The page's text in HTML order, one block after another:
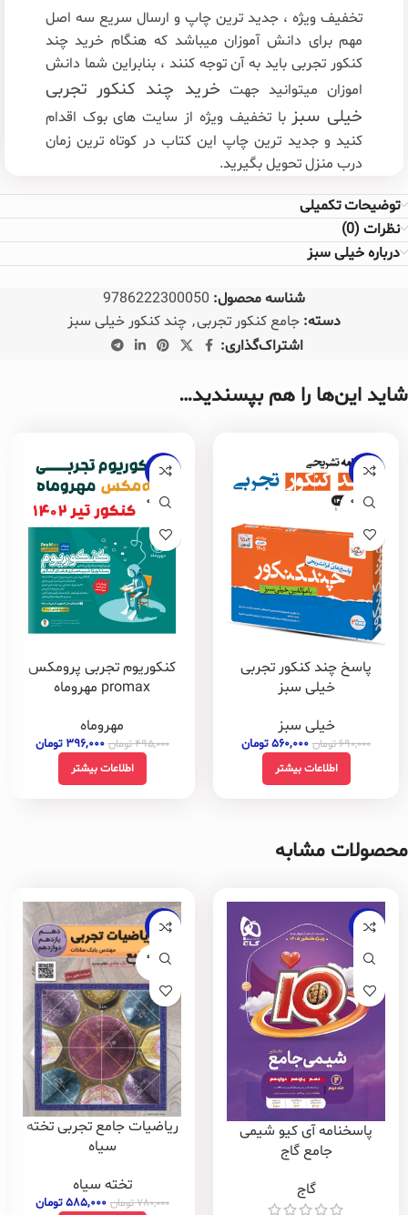
تخفیف ویژه ، جدید ترین چاپ و ارسال سریع سه اصل
مهم برای دانش آموزان میباشد که هنگام خرید چند
کنکور تجربی باید به آن توجه کنند ، بنابراین شما دانش
اموزان میتوانید جهت خرید چند کنکور تجربی
خیلی سبز با تخفیف ویژه از سایت های بوک اقدام
کنید و جدید ترین چاپ این کتاب در کوتاه ترین زمان
درب منزل تحویل بگیرید.
توضیحات تکمیلی
نظرات (0)
درباره خیلی سبز
شناسه محصول: 9786222300050
دسته: جامع کنکور تجربی, چند کنکور خیلی سبز
اشتراک‌گذاری:
شاید این‌ها را هم بپسندید…
-19%
فروخته
پاسخ چند کنکور تجربی
خیلی سبز
خیلی سبز
۶۹۰,۰۰۰تومان ۵۶۰,۰۰۰ تومان
اطلاعات بیشتر
-20%
فروخته
کنکوریوم تجربی پرومکس
promax مهروماه
مهروماه
۴۹۵,۰۰۰تومان ۳۹۶,۰۰۰ تومان
اطلاعات بیشتر
محصولات مشابه
-20%
پاسخنامه آی کیو شیمی
جامع گاج
گاج
-25%
فروخته
ریاضیات جامع تجربی تخته
سیاه
تخته سیاه
۷۸۰,۰۰۰تومان ۵۸۵,۰۰۰ تومان